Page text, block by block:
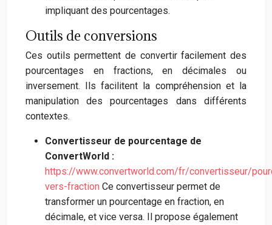
impliquant des pourcentages.
Outils de conversions
Ces outils permettent de convertir facilement des
pourcentages en fractions, en décimales ou
inversement. Ils facilitent la compréhension et la
manipulation des pourcentages dans différents
contextes.
Convertisseur de pourcentage de
ConvertWorld :
https://www.convertworld.com/fr/convertisseur/
vers-fraction Ce convertisseur permet de
transformer un pourcentage en fraction, en
décimale, et vice versa. Il propose également